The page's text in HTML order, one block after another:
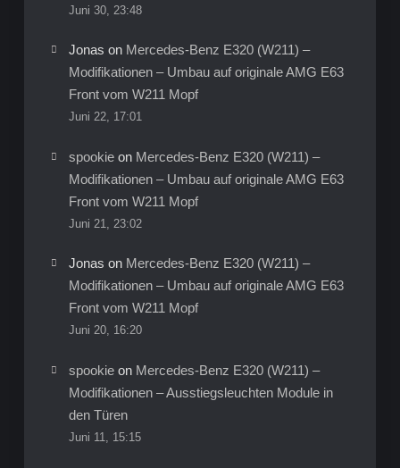
Juni 30, 23:48
Jonas on Mercedes-Benz E320 (W211) –
Modifikationen – Umbau auf originale AMG E63
Front vom W211 Mopf
Juni 22, 17:01
spookieon Mercedes-Benz E320 (W211) –
Modifikationen – Umbau auf originale AMG E63
Front vom W211 Mopf
Juni 21, 23:02
Jonas on Mercedes-Benz E320 (W211) –
Modifikationen – Umbau auf originale AMG E63
Front vom W211 Mopf
Juni 20, 16:20
spookieon Mercedes-Benz E320 (W211) –
Modifikationen – Ausstiegsleuchten Module in
den Türen
Juni 11, 15:15